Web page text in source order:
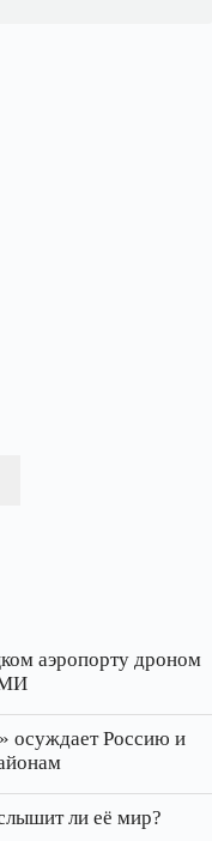
аэропорту дроном
осуждает Россию и
ли её мир?